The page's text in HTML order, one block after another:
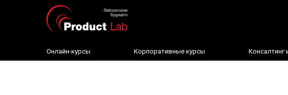
Онлайн-курсы Корпоративные курсы Консалтинг